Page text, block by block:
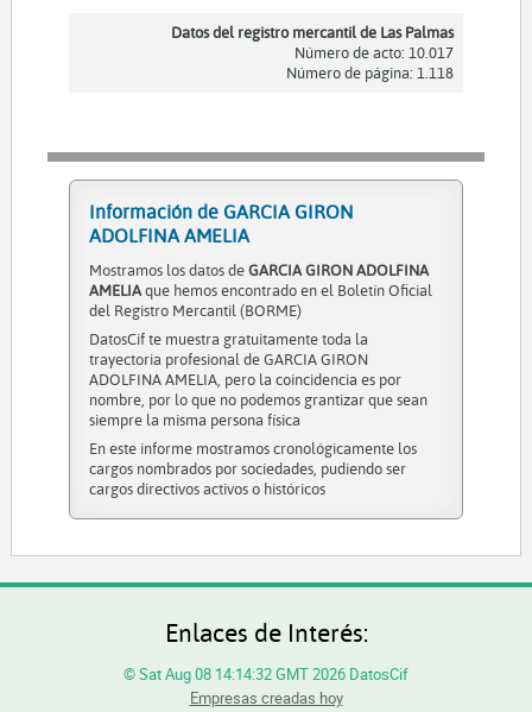
Datos del registro mercantil de Las Palmas
Número de acto: 10.017
Número de página: 1.118
Información de GARCIA GIRON
ADOLFINA AMELIA
Mostramos los datos deGARCIA GIRON ADOLFINA
AMELIAque hemos encontrado en el Boletín Oficial
del Registro Mercantil (BORME)
DatosCif te muestra gratuitamente toda la
trayectoria profesional de GARCIA GIRON
ADOLFINA AMELIA, pero la coincidencia es por
nombre, por lo que no podemos grantizar que sean
siempre la misma persona física
En este informe mostramos cronológicamente los
cargos nombrados por sociedades, pudiendo ser
cargos directivos activos o históricos
Enlaces de Interés:
© Sat Aug 08 14:14:32 GMT 2026 DatosCif
Empresas creadas hoy